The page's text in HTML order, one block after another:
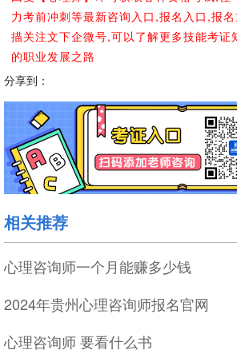
力考前冲刺等最新咨询入口,报名入口,报
描关注文下企微号,可以了解更多技能考证
的职业发展之路
分享到：
相关推荐
心理咨询师一个月能赚多少钱
2024年贵州心理咨询师报名官网
心理咨询师 要看什么书